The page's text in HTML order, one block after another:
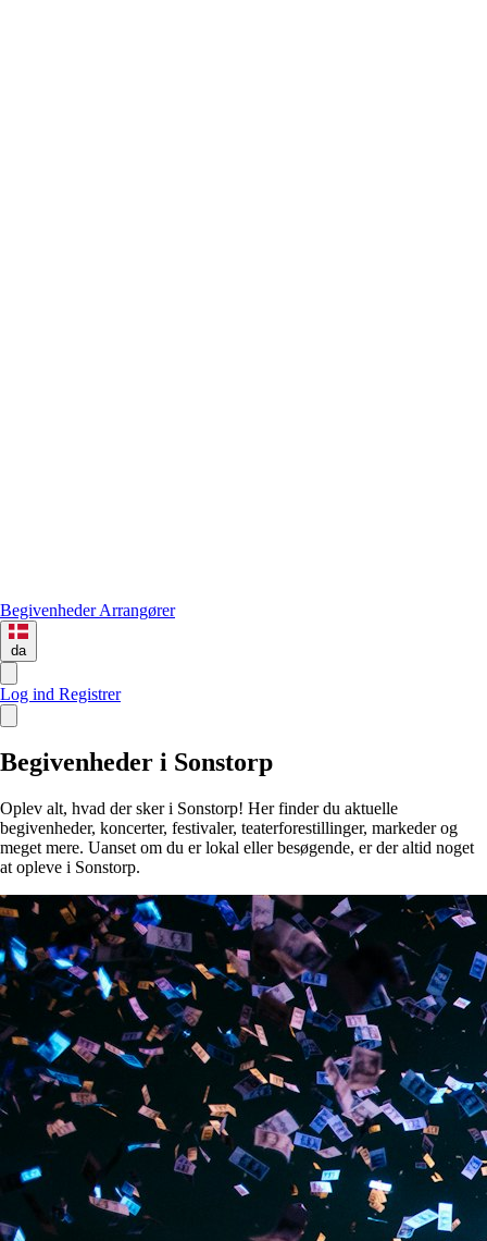
BegivenhederArrangører
da
Log ind Registrer
Begivenheder i Sonstorp
Oplev alt, hvad der sker i Sonstorp! Her finder du aktuelle
begivenheder, koncerter, festivaler, teaterforestillinger, markeder og
meget mere. Uanset om du er lokal eller besøgende, er der altid noget
at opleve i Sonstorp.